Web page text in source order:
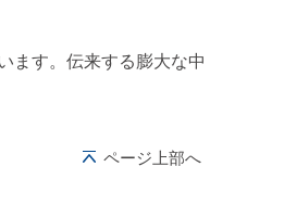
ます。伝来する膨大な中
ページ上部へ